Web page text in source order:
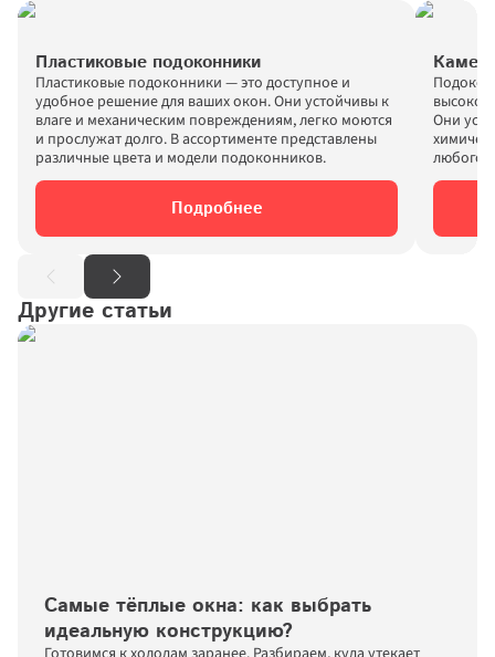
Пластиковые подоконники
Пластиковые подоконники — это доступное и
удобное решение для ваших окон. Они устойчивы к
влаге и механическим повреждениям, легко моются
и прослужат долго. В ассортименте представлены
Подробнее
Они
Другие статьи
Самые тёплые окна: как выбрать
идеальную конструкцию?